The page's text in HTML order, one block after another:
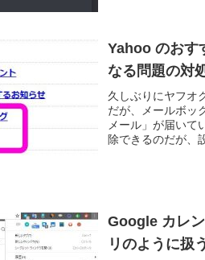
Yahoo のおす
なる問題の対
久しぶりにヤフオ
だが、メールボッ
メール」が届いて
除できるのだが、
Google カレ
リのように扱